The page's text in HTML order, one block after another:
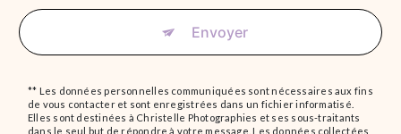
Envoyer
** Les données personnelles communiquées sont nécessaires aux fins
de vous contacter et sont enregistrées dans un fichier informatisé.
Elles sont destinées à Christelle Photographies et ses sous-traitants
dans le seul but de répondre à votre message. Les données collectées